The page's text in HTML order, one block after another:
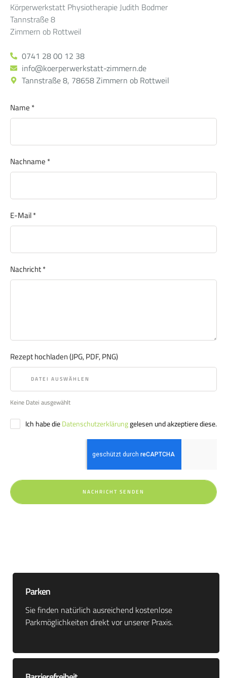
Körperwerkstatt Physiotherapie Judith Bodmer
Tannstraße 8
Zimmern ob Rottweil
0741 28 00 12 38
info@koerperwerkstatt-zimmern.de
Tannstraße 8, 78658 Zimmern ob Rottweil
Name *
Nachname *
E-Mail*
Nachricht*
Rezept hochladen (JPG, PDF, PNG)
DATEI AUSWÄHLEN
Keine Datei ausgewählt
Ich habe dieDatenschutzerklärunggelesen und akzeptiere diese.
NACHRICHT SENDEN
Parken
Sie finden natürlich ausreichend kostenlose
Parkmöglichkeiten direkt vor unserer Praxis.